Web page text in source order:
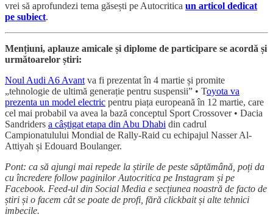
vrei să aprofundezi tema găsești pe Autocritica un articol dedicat
pe subiect.
Mențiuni, aplauze amicale și diplome de participare se acordă și
următoarelor știri:
Noul Audi A6 Avant va fi prezentat în 4 martie și promite
„tehnologie de ultimă generație pentru suspensii” • Toyota va
prezenta un model electric pentru piața europeană în 12 martie, care
cel mai probabil va avea la bază conceptul Sport Crossover • Dacia
Sandriders a câștigat etapa din Abu Dhabi din cadrul
Campionatulului Mondial de Rally-Raid cu echipajul Nasser Al-
Attiyah și Edouard Boulanger.
Pont: ca să ajungi mai repede la știrile de peste săptămână, poți da
cu încredere follow paginilor Autocritica pe Instagram și pe
Facebook. Feed-ul din Social Media e secțiunea noastră de facto de
știri și o facem cât se poate de profi, fără clickbait și alte tehnici
imbecile.